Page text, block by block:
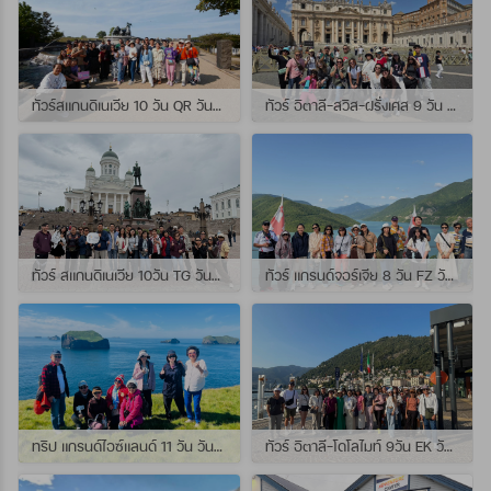
ทัวร์สแกนดิเนเวีย 10 วัน QR วันที่ 23 กรกฏาคม - 01 สิงหาคม 2569 เดินทางกับไกด์พี่จุ้ย และ พี่กั้ง ทัวร์ อิตาลี-สวิส-ฝรั่งเศส 9 วัน QR วันที่ 24 กรกฏาคม - 01 สิงหาคม 2569 เดินทางกับไกด์พี่เช
ทัวร์ สแกนดิเนเวีย 10วัน TG วันที่ 24 กรกฏาคม - 02 สิงหาคม 2569 เดินทางกับไกด์พี่ยอร์ช ทัวร์ แกรนด์จอร์เจีย 8 วัน FZ วันที่ 26 กรกฎาคม - 02 สิงหาคม 2569 เดินทางกับไกด์พี่โจ๊ก
ทริป แกรนด์ไอซ์แลนด์ 11 วัน วันที่ 25 กรกฏาคม - 04 สิงหาคม 2569 เดินทางกับไกด์พี่เปิ้ล ทัวร์ อิตาลี-โดโลไมท์ 9วัน EK วันที่ 21 - 29 กรกฏาคม 2569 เดินทางกับไกด์พี่หนุ่ม